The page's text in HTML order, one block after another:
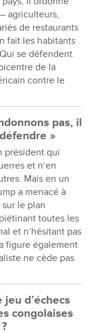
agriculteurs,
de restaurants
fait les habitants
se défendent.
de la
contre le
pas, il
»
président qui
et n’en
Mais en un
a menacé à
le plan
toutes les
et n’hésitant pas
figure également
ne cède pas
d’échecs
congolaises